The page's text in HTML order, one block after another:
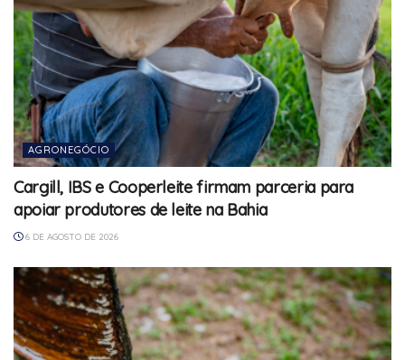
AGRONEGÓCIO
Cargill, IBS e Cooperleite firmam parceria para
apoiar produtores de leite na Bahia
6 DE AGOSTO DE 2026